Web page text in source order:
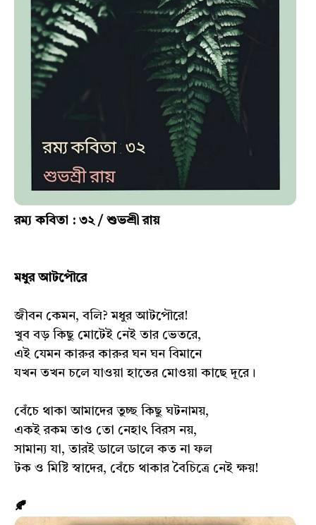
রম্য কবিতা : ৩২ / শুভশ্রী রায়
মধুর আটপৌরে
জীবন কেমন, বলি? মধুর আটপৌরে!
খুব বড় কিছু মোটেই নেই তার ভেতরে,
এই যেমন কারুর কারুর ঘন ঘন বিমানে
যখন তখন চলে যাওয়া হাতের মোওয়া কাছে দূরে।
বেঁচে থাকা আমাদের তুচ্ছ কিছু ঘটনাময়,
একই রকম তাও তো নেহাৎ বিরস নয়,
সামান্য যা, তারই ডালে ডালে কত না ফল
টক ও মিষ্টি স্বাদের, বেঁচে থাকার বৈচিত্রে নেই ক্ষয়!
🍂